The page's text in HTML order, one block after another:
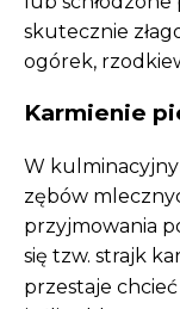
skutecznie
ogórek,
Karmienie
W
zębów
przyjmowania
się tzw. strajk
przestaje